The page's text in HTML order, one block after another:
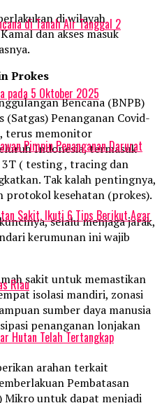
di wilayah
dan akses masuk
Prokes
Bencana (BNPB)
(Satgas) Penanganan Covid-
terus memonitor
Indonesia, termasuk
( testing , tracing dan
Tak kalah pentingnya,
protokol kesehatan (prokes).
selalu menjaga jarak,
kerumunan ini wajib
sakit untuk memastikan
isolasi mandiri, zonasi
sumber daya manusia
penanganan lonjakan
arahan terkait
Pembatasan
Mikro untuk dapat menjadi
di Tanah Air Tanggal 2
pada 5 Oktober 2025
Pimpin Penanganan Darurat
Sakit, Ikuti 6 Tips Berikut Agar
Riau
Hutan Telah Tertangkap